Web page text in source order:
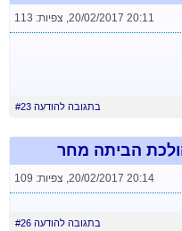
20/02/2017 20:11 צפיות: 113
בתגובה להודעה #23
הביתה מחר
20/02/2017 20:14 צפיות: 109
בתגובה להודעה #26